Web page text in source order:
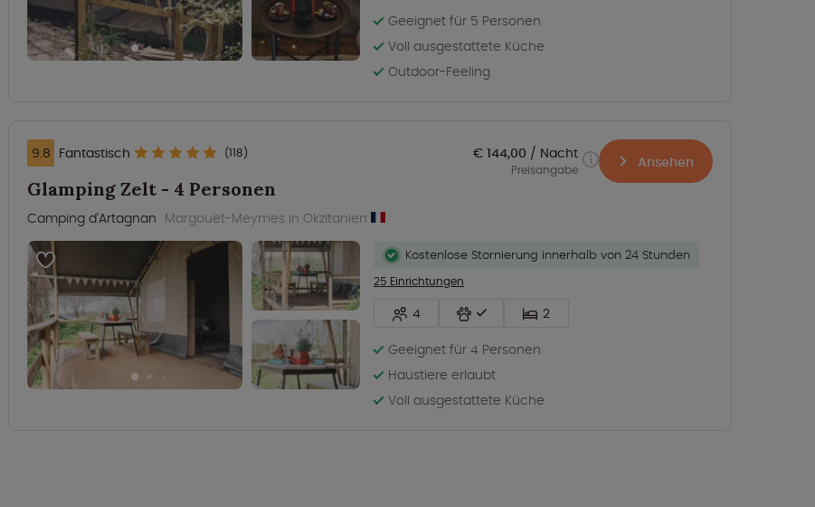
Geeignet für 5 Personen
Voll ausgestattete Küche
Outdoor-Feeling
9.8 Fantastisch (118)
Glamping Zelt - 4 Personen
Camping d'Artagnan Margouët-Meymes in Okzitanien
Kostenlose Stornierung innerhalb von 24 Stunden
25 Einrichtungen
4
2
Geeignet für 4 Personen
Haustiere erlaubt
Voll ausgestattete Küche
€ 144,00 Nacht
Preisangabe Ansehen